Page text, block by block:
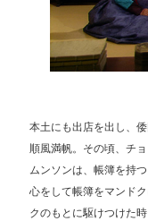
本土にも出店を出し、
順風満帆。その頃、チ
ムンソンは、帳簿を持
心をして帳簿をマンド
クのもとに駆けつけた